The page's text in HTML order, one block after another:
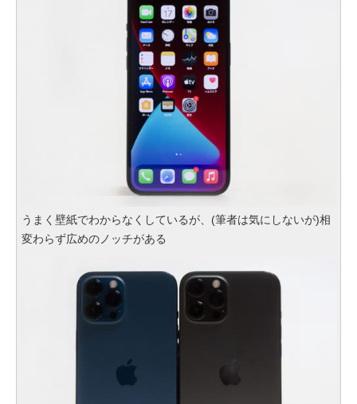
うまく壁紙でわからなくしているが、(筆者は気にしないが)相
変わらず広めのノッチがある